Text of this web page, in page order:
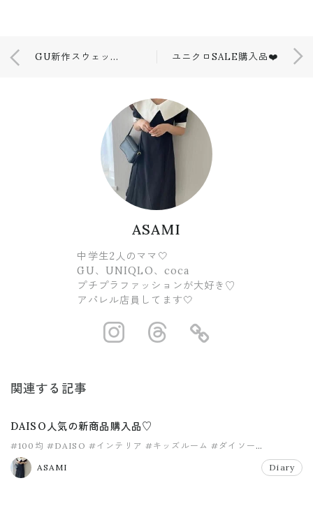
GU新作スウェット＆ワイドパンツ👖 ユニクロSALE購入品❤️
ASAMI
中学生2人のママ🤍
GU、UNIQLO、coca
プチプラファッションが大好き♡
アパレル店員してます🤍
https://https://
関連する記事
DAISO人気の新商品購入品♡
#100均 #DAISO #インテリア #キッズルーム #ダイソー
#ダイソー新商品
ASAMI
Diary